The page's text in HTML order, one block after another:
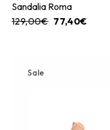
Sandalia Roma
129,00€ 77,40€
Sale